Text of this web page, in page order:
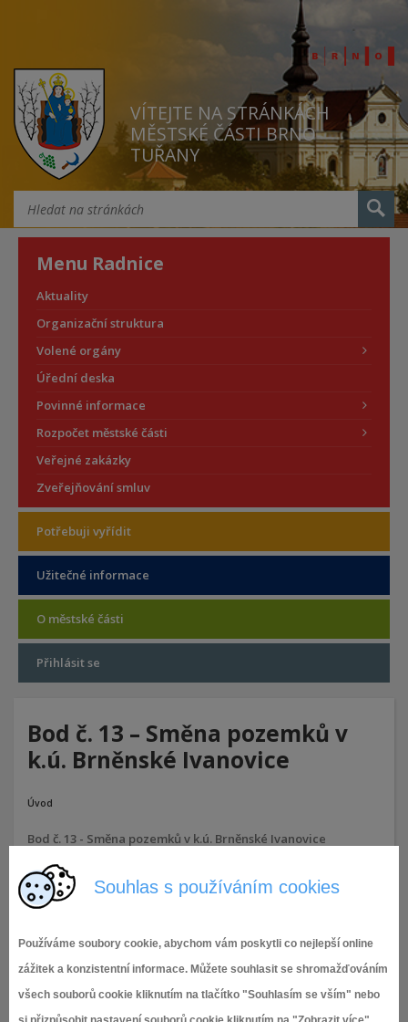
Souhlas s používáním cookies
Používáme soubory cookie, abychom vám poskytli co nejlepší online
zážitek a konzistentní informace. Můžete souhlasit se shromažďováním
všech souborů cookie kliknutím na tlačítko "Souhlasím se vším" nebo
VÍTEJTE NA STRÁNKÁCH
MĚSTSKÉ ČÁSTI BRNO
TUŘANY
Menu Radnice
Aktuality
Organizační struktura
Volené orgány
Úřední deska
Povinné informace
Rozpočet městské části
Veřejné zakázky
Zveřejňování smluv
Potřebuji vyřídit
Užitečné informace
O městské části
Přihlásit se
Bod č. 13 – Směna pozemků v
k.ú. Brněnské Ivanovice
Úvod
Bod č. 13 - Směna pozemků v k.ú. Brněnské Ivanovice
151× zobrazeno
17.6.2021